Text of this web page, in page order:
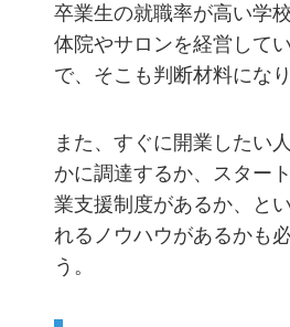
卒業生の就職率が高い学
体院やサロンを経営して
で、そこも判断材料になり
また、すぐに開業したい
かに調達するか、スター
業支援制度があるか、と
れるノウハウがあるかも
う。